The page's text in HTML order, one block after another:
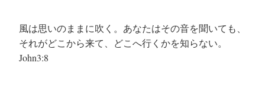
風は思いのままに吹く。あなたはその音を聞いても、
それがどこから来て、どこへ行くかを知らない。
John3:8